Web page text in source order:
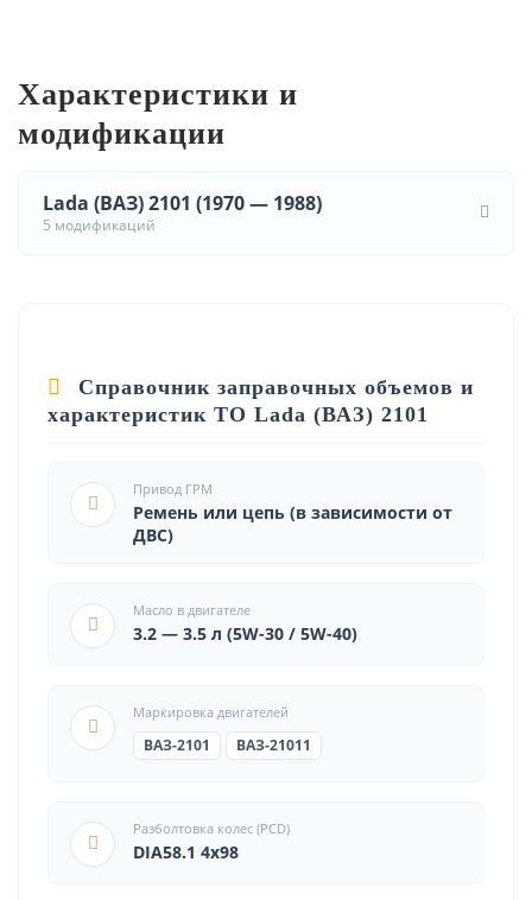
Характеристики и
модификации
Lada (ВАЗ) 2101 (1970 — 1988)
5 модификаций
Справочник заправочных объемов и
характеристик ТО Lada (ВАЗ) 2101
Привод ГРМ
Ремень или цепь (в зависимости от
ДВС)
Масло в двигателе
3.2 — 3.5 л (5W-30 / 5W-40)
Маркировка двигателей
ВАЗ-2101
ВАЗ-21011
Разболтовка колес (PCD)
DIA58.1 4x98